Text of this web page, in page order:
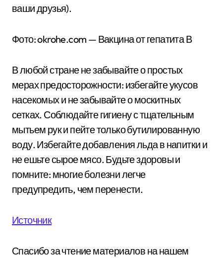
ваши друзья).
Фото: okrohe.com — Вакцина от гепатита В
В любой стране не забывайте о простых
мерах предосторожности: избегайте укусов
насекомых и не забывайте о москитных
сетках. Соблюдайте гигиену с тщательным
мытьем рук и пейте только бутилированную
воду. Избегайте добавления льда в напитки и
не ешьте сырое мясо. Будьте здоровы и
помните: многие болезни легче
предупредить, чем перенести.
Источник
Спасибо за чтение материалов на нашем